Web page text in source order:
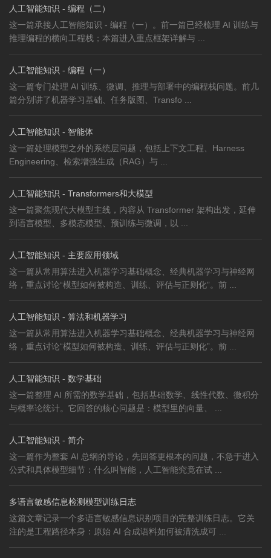
人工智能知识 - 编程（二）
这一篇承接人工智能知识 - 编程（一）。前一篇已经梳理 AI 训练与
推理编程的横向工程栈；本篇进入重点框架详解与 ...
人工智能知识 - 编程（一）
这一篇专门处理 AI 训练、微调、推理与部署中的编程栈问题。前几
篇分别讲了机器学习基础、任务版图、Transfo ...
人工智能知识 - 智能体
这一篇处理模型之外的系统层问题，包括上下文工程、Harness
Engineering、检索增强生成（RAG）与 ...
人工智能知识 - Transformers和大模型
这一篇聚焦现代大模型主线，内容从 Transformer 架构出发，延伸
到语言模型、多模态模型、预训练与微调，以 ...
人工智能知识 - 主要应用领域
这一篇从常用算法进入机器学习基础概念、经典机器学习与神经网
络，重点讨论“模型如何被构造、训练、评估与正则化”。前 ...
人工智能知识 - 算法和机器学习
这一篇从常用算法进入机器学习基础概念、经典机器学习与神经网
络，重点讨论“模型如何被构造、训练、评估与正则化”。前 ...
人工智能知识 - 数学基础
这一篇整理 AI 所需的数学基础，包括基础数学、线性代数、微积分
与概率论统计。它回答的核心问题是：模型里的向量、 ...
人工智能知识 - 简介
这一篇作为整套 AI 总纲的导论，先回答更根本的问题，不急于进入
公式和具体模型细节：什么叫智能，人工智能究竟在试 ...
多语言敏感信息检测模型训练日志
这篇文章记录一个多语言敏感信息识别项目的完整训练日志。它关
注的是工程路径本身：原始 AI 合成语料如何被清洗成可 ...